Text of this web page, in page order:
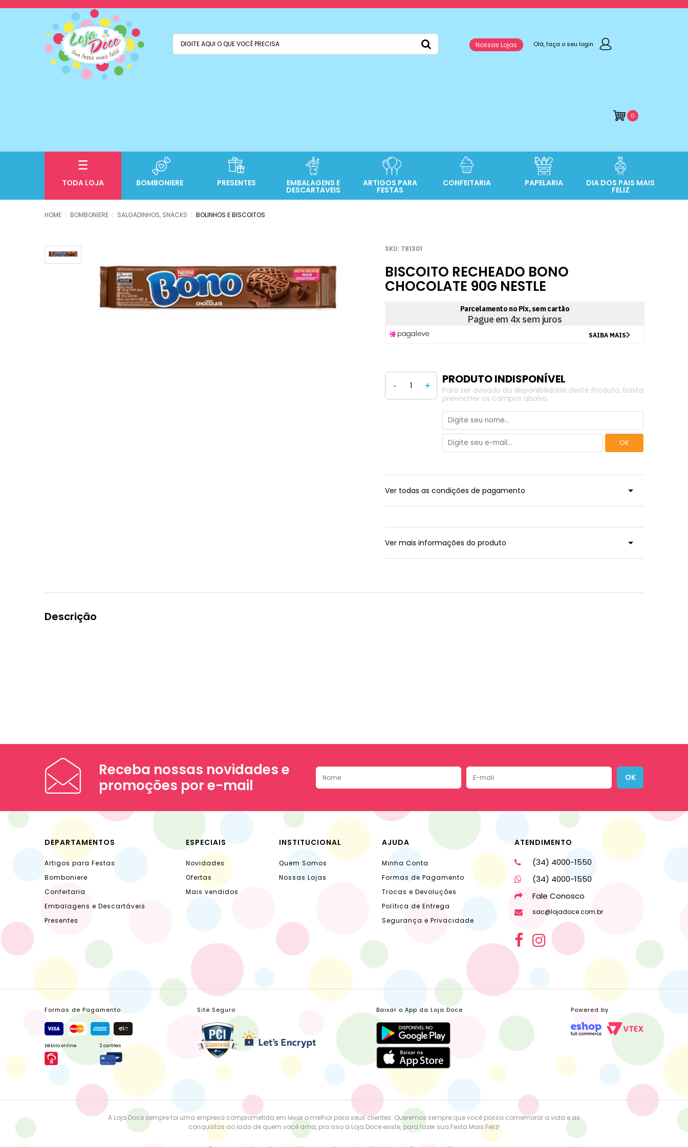
Nossas Lojas Olá, faça o seu login
0
TODA LOJA BOMBONIERE PRESENTES EMBALAGENS E
DESCARTAVEIS
ARTIGOS PARA
FESTAS
CONFEITARIA PAPELARIA DIA DOS PAIS MAIS
FELIZ
BOMBONIERE SALGADINHOS, SNACKS BOLINHOS E BISCOITOS
781301
BISCOITO RECHEADO BONO
CHOCOLATE 90G NESTLE
- +
Para ser avisado da disponibilidade deste Produto, basta
preencher os campos abaixo.
Ver todas as condições de pagamento
Ver mais informações do produto
Descrição
Receba nossas novidades e
promoções por e-mail
OK
DEPARTAMENTOS
Artigos para Festas
Bomboniere
Confeitaria
Embalagens e Descartáveis
Presentes
ESPECIAIS
Novidades
Ofertas
Mais vendidos
INSTITUCIONAL
Quem Somos
Nossas Lojas
AJUDA
Minha Conta
Formas de Pagamento
Trocas e Devoluções
Política de Entrega
Segurança e Privacidade
ATENDIMENTO
(34) 4000-1550
(34) 4000-1550
Fale Conosco
sac@lojadoce.com.br
Formas de Pagamento
Débito online 2 cartões
Site Seguro Baixar o App da Loja Doce Powered by
A Loja Doce sempre foi uma empresa comprometida em levar o melhor para seus clientes. Queremos sempre que você possa comemorar a vida e as
conquistas ao lado de quem você ama, pra isso a Loja Doce existe, para fazer sua Festa Mais Feliz!